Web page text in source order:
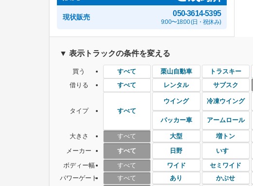
現状販売 050-3614-5395
9:00〜18:00 (日・祝休み)
▼ 表示トラックの条件を変える
買う すべて 栗山自動車 トラスキー
借りる
すべて レンタル サブスク
タイプ すべて
ウイング 冷凍ウイング
パッカー車 アームロール
大きさ
すべて 大型 増トン
メーカー
すべて 日野 いすゞ
ボディー幅
すべて ワイド セミワイド
パワーゲート
すべて あり かぶせ